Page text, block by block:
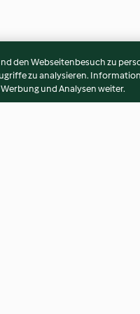
den Webseitenbesuch zu
zu analysieren.
und Analysen weiter.